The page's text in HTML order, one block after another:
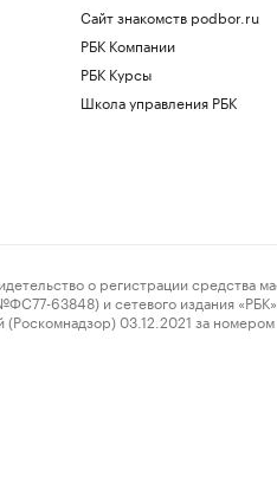
Сайт знакомств podbor.ru
РБК Компании
РБК Курсы
Школа управления РБК
о регистрации средства
63848) и сетевого издания
(Роскомнадзор) 03.12.2021 за